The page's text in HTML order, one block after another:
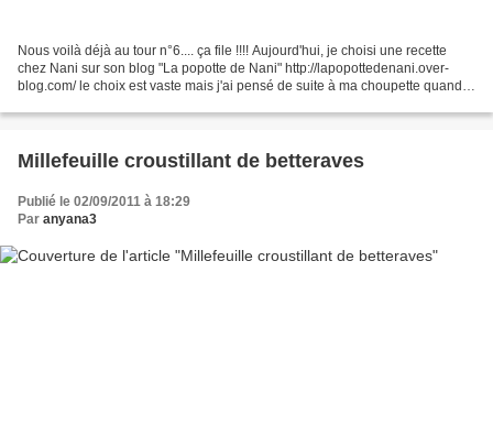
Nous voilà déjà au tour n°6.... ça file !!!! Aujourd'hui, je choisi une recette
chez Nani sur son blog "La popotte de Nani" http://lapopottedenani.over-
blog.com/ le choix est vaste mais j'ai pensé de suite à ma choupette quand
Millefeuille croustillant de betteraves
Publié le 02/09/2011 à 18:29
Par anyana3